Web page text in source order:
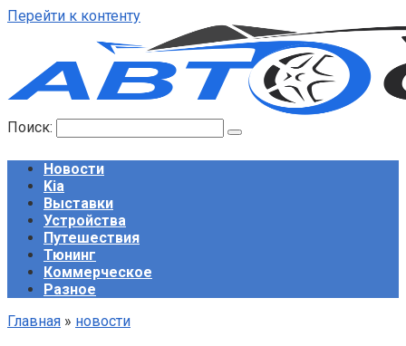
Перейти к контенту
Поиск:
Новости
Kia
Выставки
Устройства
Путешествия
Тюнинг
Коммерческое
Разное
Главная » новости